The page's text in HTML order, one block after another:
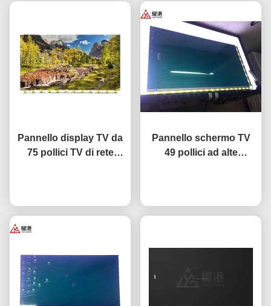
Pannello display TV da
75 pollici TV di rete
Pannello schermo TV
49 pollici ad alte